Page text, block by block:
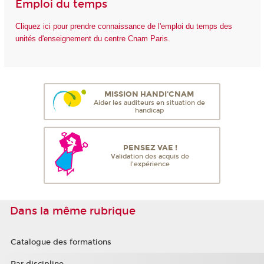
Emploi du temps
Cliquez ici pour prendre connaissance de l'emploi du temps des
unités d'enseignement du centre Cnam Paris.
MISSION HANDI'CNAM
Aider les auditeurs en situation de
handicap
PENSEZ VAE !
Validation des acquis de
l'expérience
Dans la même rubrique
Catalogue des formations